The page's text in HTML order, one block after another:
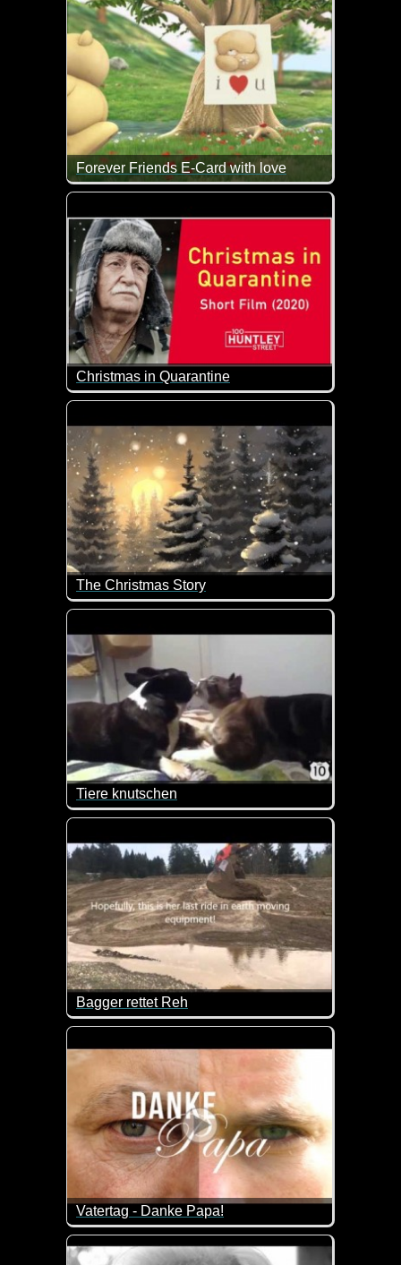
Forever Friends E-Card with love
Das ist doch auch mal wieder ein wirklich liebes
Christmas in Quarantine
Weihnachten ganz allein in Quarantäne. Das
The Christmas Story
Zur Einstimmung auf morgen kommt dieses Video
Tiere knutschen
Einerseits lustig, andererseits aber auch total
Bagger rettet Reh
Ein Reh steckt im Schlamm fest und ein beherzter
Vatertag - Danke Papa!
Der Tag, an dem du auf die Welt kamst, hat alles